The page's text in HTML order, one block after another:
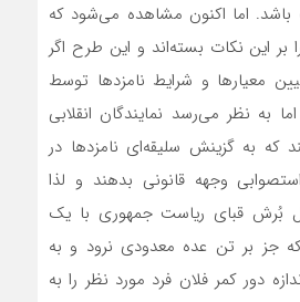
اما اکنون مشاهده می‌شود که
بر اين نکات بسته‌اند و این طرح اگر
معیارها و شرایط نامزدها توسط
به نظر می‌رسد نمایندگان انقلابی
که به گزینش سلیقه‌ای نامزدها در
وجهه‌ قانونی بدهند و لذا
بُرش قبای ریاست جمهوری با یک
جز بر تن عده معدودی نرود و به
دور کمر فلان فرد مورد نظر را به